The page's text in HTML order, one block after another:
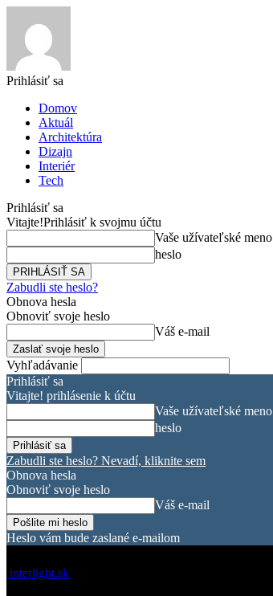
Prihlásiť sa
Domov
Aktuál
Architektúra
Dizajn
Interiér
Tech
Prihlásiť sa
Vitajte!Prihlásiť k svojmu účtu
Vaše užívateľské meno
heslo
Zabudli ste heslo?
Obnova hesla
Obnoviť svoje heslo
Váš e-mail
Vyhľadávanie
Prihlásiť sa
Vitajte! prihlásenie k účtu
Vaše užívateľské meno
heslo
Zabudli ste heslo? Nevadí, kliknite sem
Obnova hesla
Obnoviť svoje heslo
Váš e-mail
Heslo vám bude zaslané e-mailom
interlight.sk